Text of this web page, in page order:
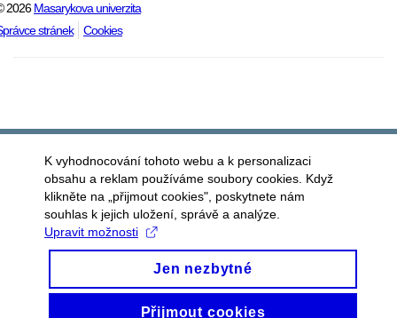
2026Masarykova univerzita
stránek
Cookies
K vyhodnocování tohoto webu a k personalizaci
obsahu a reklam používáme soubory cookies. Když
klikněte na „přijmout cookies", poskytnete nám
souhlas k jejich uložení, správě a analýze.
Upravit možnosti
Jen nezbytné
Přijmout cookies